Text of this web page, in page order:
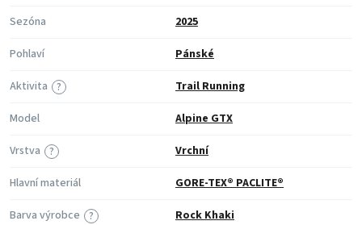
Sezóna
2025
Pohlaví
Pánské
?
Aktivita
Trail Running
Model
Alpine GTX
?
Vrstva
Vrchní
Hlavní materiál
GORE-TEX® PACLITE®
?
Barva výrobce
Rock Khaki